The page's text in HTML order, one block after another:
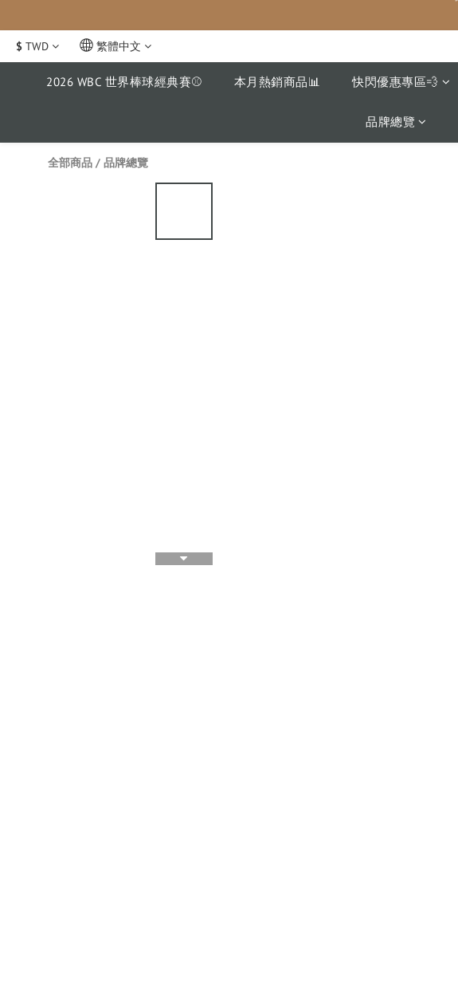
$ TWD 繁體中文
2026 WBC 世界棒球經典賽⚾️ 本月熱銷商品📊 快閃優惠專區💨
品牌總覽
全部商品 / 品牌總覽